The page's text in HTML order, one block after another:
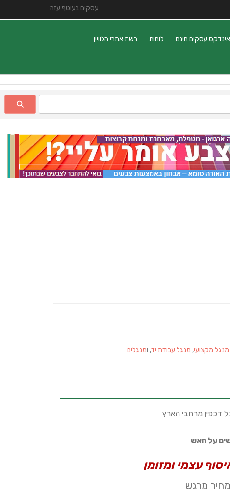
עסקים בעוטף עזה
אינדקס עסקים חינם לוחות רשת אתרי הלוויין
מנגל מקצועי, מנגל עבודת יד, ומנגלים
דכפין מרחבי הארץ
על האש
מרגש